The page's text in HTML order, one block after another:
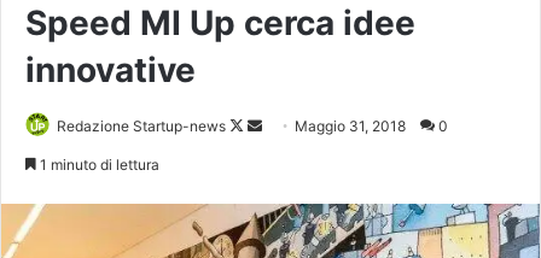
Speed MI Up cerca idee
innovative
Redazione Startup-news
Follow
Invia Maggio 31, 2018 0
1 minuto di lettura